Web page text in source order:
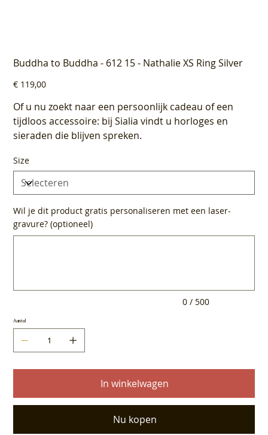
Buddha to Buddha - 612 15 - Nathalie XS Ring Silver
Prijs
€ 119,00
Of u nu zoekt naar een persoonlijk cadeau of een
tijdloos accessoire: bij Sialia vindt u horloges en
sieraden die blijven spreken.
Size
Wil je dit product gratis personaliseren met een laser-
gravure? (optioneel)
0 / 500
Aantal
In winkelwagen
Nu kopen